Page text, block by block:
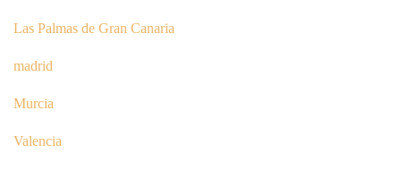
Las Palmas de Gran Canaria
madrid
Murcia
Valencia